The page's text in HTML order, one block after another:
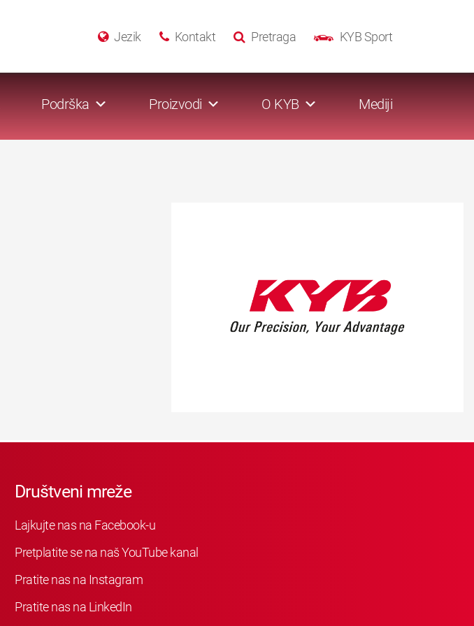
KYB Sport
Pretraga
Kontakt
Jezik
Podrška Proizvodi O KYB Mediji
Društveni mreže
Lajkujte nas na Facebook-u
Pretplatite se na naš YouTube kanal
Pratite nas na Instagram
Pratite nas na LinkedIn